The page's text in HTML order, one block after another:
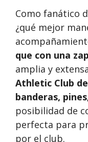
Como fanático
¿qué mejor
que con una
amplia y
Athletic Club
banderas,
posibilidad de
perfecta para
por el club.